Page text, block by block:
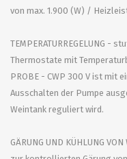
von max. 1.900 (W) /
TEMPERATURREGELUNG -
Thermostate mit
PROBE - CWP 300 V ist mit
Ausschalten der Pumpe
Weintank reguliert wird.
GÄRUNG UND KÜHLUNG